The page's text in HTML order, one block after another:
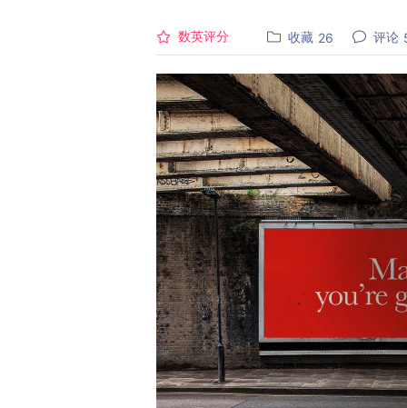
数英评分 收藏 26 评论